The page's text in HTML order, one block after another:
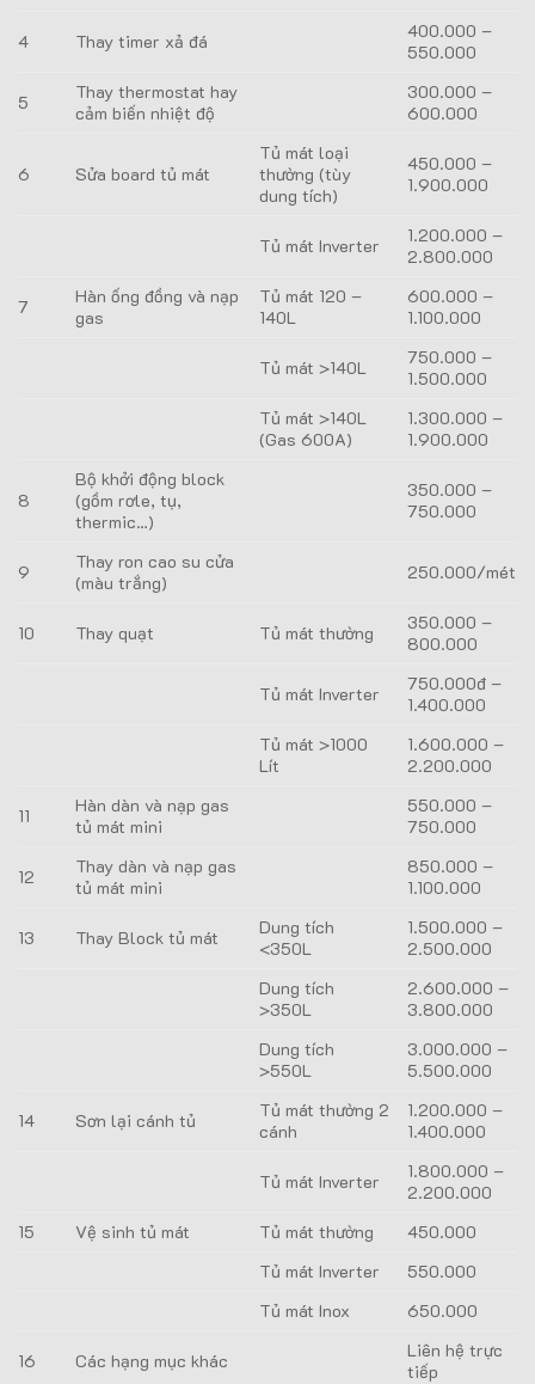
4 Thay timer xả đá
400.000 –
550.000
5
Thay thermostat hay
cảm biến nhiệt độ
300.000 –
600.000
6 Sửa board tủ mát
Tủ mát loại
thường (tùy
dung tích)
450.000 –
1.900.000
Tủ mát Inverter
1.200.000 –
2.800.000
7
Hàn ống đồng và nạp
gas
Tủ mát 120 –
140L
600.000 –
1.100.000
Tủ mát >140L
750.000 –
1.500.000
Tủ mát >140L
(Gas 600A)
1.300.000 –
1.900.000
8
Bộ khởi động block
(gồm rơle, tụ,
thermic…)
350.000 –
750.000
9
Thay ron cao su cửa
(màu trắng)
250.000/mét
10 Thay quạt Tủ mát thường
350.000 –
800.000
Tủ mát Inverter
750.000đ –
1.400.000
Tủ mát >1000
Lít
1.600.000 –
2.200.000
11
Hàn dàn và nạp gas
tủ mát mini
550.000 –
750.000
12
Thay dàn và nạp gas
tủ mát mini
850.000 –
1.100.000
13 Thay Block tủ mát
Dung tích
<350L
1.500.000 –
2.500.000
Dung tích
>350L
2.600.000 –
3.800.000
Dung tích
>550L
3.000.000 –
5.500.000
14 Sơn lại cánh tủ
Tủ mát thường 2
cánh
1.200.000 –
1.400.000
Tủ mát Inverter
1.800.000 –
2.200.000
15
Vệ sinh tủ mát Tủ mát thường
450.000
Tủ mát Inverter
550.000
Tủ mát Inox
650.000
16 Các hạng mục khác
Liên hệ trực
tiếp